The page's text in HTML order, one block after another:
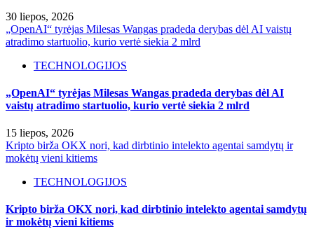
30 liepos, 2026
„OpenAI“ tyrėjas Milesas Wangas pradeda derybas dėl AI vaistų
atradimo startuolio, kurio vertė siekia 2 mlrd
TECHNOLOGIJOS
„OpenAI“ tyrėjas Milesas Wangas pradeda derybas dėl AI
vaistų atradimo startuolio, kurio vertė siekia 2 mlrd
15 liepos, 2026
Kripto birža OKX nori, kad dirbtinio intelekto agentai samdytų ir
mokėtų vieni kitiems
TECHNOLOGIJOS
Kripto birža OKX nori, kad dirbtinio intelekto agentai samdytų
ir mokėtų vieni kitiems